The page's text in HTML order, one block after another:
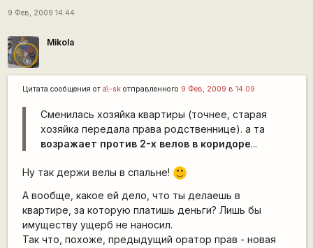
9 Фев, 2009 14:44
Mikola
Цитата сообщения от a\-skотправленного 9 Фев, 2009 в 14:09
Сменилась хозяйка квартиры (точнее, старая
хозяйка передала права родственнице). а та
возражает против 2-х велов в коридоре...
Ну так держи велы в спальне!
:)
А вообще, какое ей дело, что ты делаешь в
квартире, за которую платишь деньги? Лишь бы
имуществу ущерб не наносил.
Так что, похоже, предыдущий оратор прав - новая